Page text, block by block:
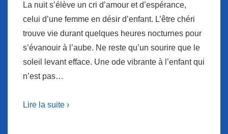
La nuit s’élève un cri d’amour et d’espérance,
celui d’une femme en désir d’enfant. L’être chéri
trouve vie durant quelques heures nocturnes pour
s’évanouir à l’aube. Ne reste qu’un sourire que le
soleil levant efface. Une ode vibrante à l’enfant qui
n’est pas…
Lire la suite ›